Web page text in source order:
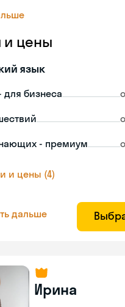
и цены
язык
для бизнеса
- премиум
и цены (4)
дальше
Ирина